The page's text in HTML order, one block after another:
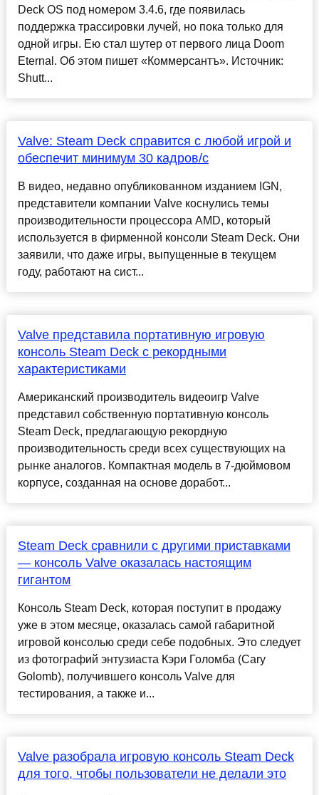
Deck OS под номером 3.4.6, где появилась
поддержка трассировки лучей, но пока только для
одной игры. Ею стал шутер от первого лица Doom
Eternal. Об этом пишет «Коммерсантъ». Источник:
Shutt...
Valve: Steam Deck справится с любой игрой и
обеспечит минимум 30 кадров/с
В видео, недавно опубликованном изданием IGN,
представители компании Valve коснулись темы
производительности процессора AMD, который
используется в фирменной консоли Steam Deck. Они
заявили, что даже игры, выпущенные в текущем
году, работают на сист...
Valve представила портативную игровую
консоль Steam Deck с рекордными
характеристиками
Американский производитель видеоигр Valve
представил собственную портативную консоль
Steam Deck, предлагающую рекордную
производительность среди всех существующих на
рынке аналогов. Компактная модель в 7-дюймовом
корпусе, созданная на основе доработ...
Steam Deck сравнили с другими приставками
— консоль Valve оказалась настоящим
гигантом
Консоль Steam Deck, которая поступит в продажу
уже в этом месяце, оказалась самой габаритной
игровой консолью среди себе подобных. Это следует
из фотографий энтузиаста Кэри Голомба (Cary
Golomb), получившего консоль Valve для
тестирования, а также и...
Valve разобрала игровую консоль Steam Deck
для того, чтобы пользователи не делали это